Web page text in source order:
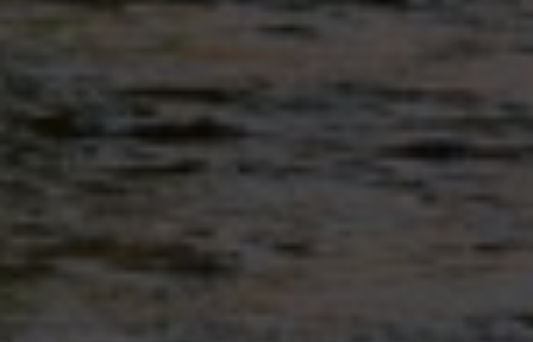
Schüler und Schülerinnen